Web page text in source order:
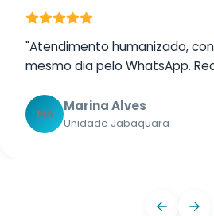
"Atendimento humanizado,
mesmo dia pelo WhatsApp.
MA Marina Alves
Unidade Jabaquara